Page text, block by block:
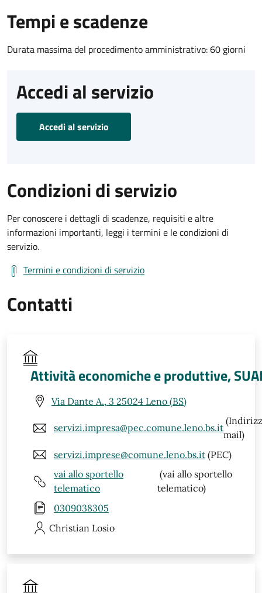
Tempi e scadenze
Durata massima del procedimento amministrativo: 60 giorni
Accedi al servizio
Accedi al servizio
Condizioni di servizio
Per conoscere i dettagli di scadenze, requisiti e altre
informazioni importanti, leggi i termini e le condizioni di
servizio.
Termini e condizioni di servizio
Contatti
Attività economiche e produttive,
Via Dante A., 3 25024 Leno (BS)
servizi.impresa@pec.comune.leno.bs.it
mail)
servizi.imprese@comune.leno.bs.it (PEC)
vai allo sportello
telematico
(vai allo sportello
telematico)
0309038305
Christian Losio